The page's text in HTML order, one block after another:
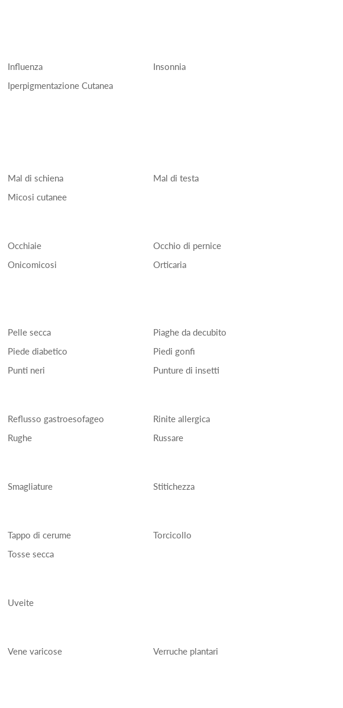
Influenza
Insonnia
Iperpigmentazione Cutanea
Mal di schiena
Mal di testa
Micosi cutanee
Occhiaie
Occhio di pernice
Onicomicosi
Orticaria
Pelle secca
Piaghe da decubito
Piede diabetico
Piedi gonfi
Punti neri Punture di insetti
Reflusso gastroesofageo
Rinite allergica
Rughe Russare
Smagliature Stitichezza
Tappo di cerume
Torcicollo
Tosse secca
Uveite
Vene varicose Verruche plantari